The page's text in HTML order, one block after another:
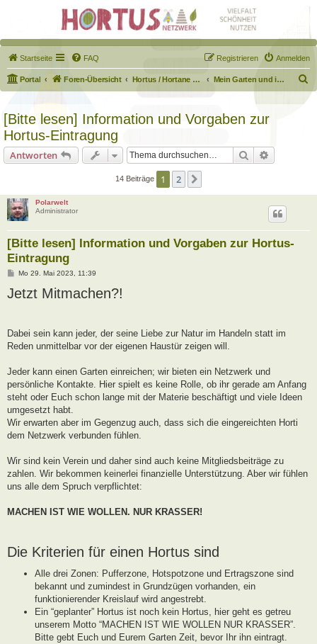
Startseite FAQ Anmelden
Registrieren
Portal Foren-Übersicht Hortus / Hortane Habitate / Garten auf dem Weg Mein Garten und ich!
u
[Bitte lesen] Information und Vorgaben zur
Hortus-Eintragung
Antworten Suche
14 Beiträge 1 2
Polarwelt
Administrator
[Bitte lesen] Information und Vorgaben zur Hortus-
Eintragung
B
i
t
Mo 29. Mai 2023, 11:39
Jetzt Mitmachen?!
Dabei sein kann jeder, der seine Liebe zur Natur im Handeln statt im
Reden unmittelbar vor der eigenen Haustür zeigen will.
Jeder kann einen Garten einreichen; wir bieten ein Netzwerk und
persönliche Kontakte. Hier spielt es keine Rolle, ob ihr gerade am Anfang
steht oder Euch schon lange mit der Materie beschäftigt und viele Ideen
umgesetzt habt.
Wir erwarten aber im Gegenzug auch, dass sich die eingereichten Horti
dem Netzwerk verbunden fühlen.
Wir sind kein Verein und daher sind auch keine Mitgliedsbeiträge zu
zahlen. Wir bekommen keinerlei finanzielle Unterstützung. Aber wir fühlen
uns alle dem Spruch verpflichtet:
MACHEN IST WIE WOLLEN. NUR KRASSER!
Die Kriterien für einen Hortus sind
Alle drei Zonen: Pufferzone, Hotspotzone und Ertragszone sind
bekannt und zumindest in Grundzügen vorhanden, ein
funktionierender Kreislauf wird angestrebt.
Ein “geplanter” Hortus ist noch kein Hortus, hier geht es getreu
unserem Motto “MACHEN IST WIE WOLLEN NUR KRASSER”.
Bitte gebt Euch und Eurem Garten Zeit, bevor Ihr ihn eintragt.